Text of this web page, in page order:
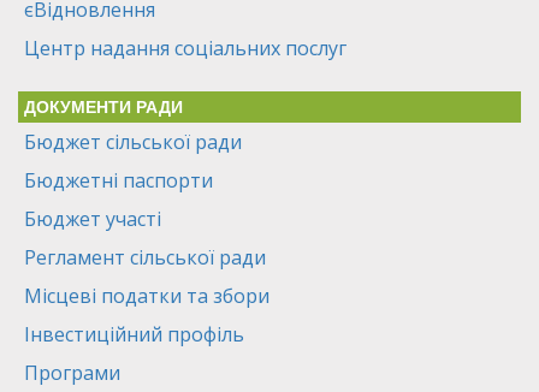
єВідновлення
Центр надання соціальних послуг
ДОКУМЕНТИ РАДИ
Бюджет сільської ради
Бюджетні паспорти
Бюджет участі
Регламент сільської ради
Місцеві податки та збори
Інвестиційний профіль
Програми